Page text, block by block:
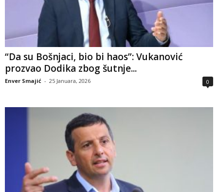
“Da su Bošnjaci, bio bi haos”: Vukanović
prozvao Dodika zbog šutnje...
Enver Smajić - 25 Januara, 2026 0